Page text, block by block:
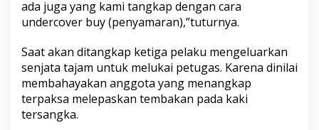
ada juga yang kami tangkap dengan cara
undercover buy (penyamaran),”tuturnya.
Saat akan ditangkap ketiga pelaku mengeluarkan
senjata tajam untuk melukai petugas. Karena dinilai
membahayakan anggota yang menangkap
terpaksa melepaskan tembakan pada kaki
tersangka.